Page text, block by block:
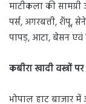
माटीकला की
पर्स, अगरबत्ती, शैंपू,
पापड़, आटा, बेसन एवं
कबीरा खादी वस्त्रों
भोपाल हाट बाजार